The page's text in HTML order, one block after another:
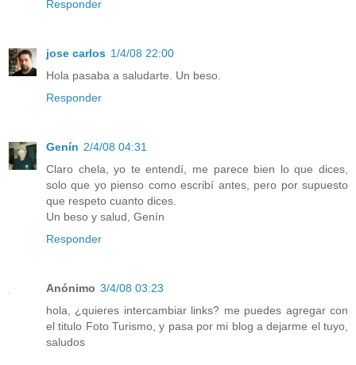
Responder
jose carlos 1/4/08 22:00
Hola pasaba a saludarte. Un beso.
Responder
Genín 2/4/08 04:31
Claro chela, yo te entendí, me parece bien lo que dices,
solo que yo pienso como escribí antes, pero por supuesto
que respeto cuanto dices.
Un beso y salud, Genín
Responder
Anónimo 3/4/08 03:23
hola, ¿quieres intercambiar links? me puedes agregar con
el titulo Foto Turismo, y pasa por mi blog a dejarme el tuyo,
saludos